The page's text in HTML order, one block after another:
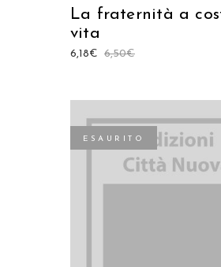
La fraternità a
vita
6,50€
6,18€
ESAURITO